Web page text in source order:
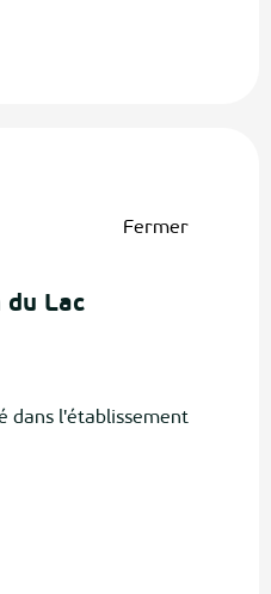
Fermer
du Lac
dans l'établissement